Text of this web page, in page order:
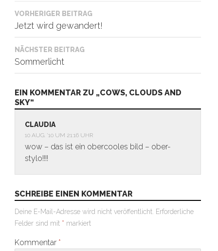
Beitragsnavigation
VORHERIGER BEITRAG
Jetzt wird gewandert!
NÄCHSTER BEITRAG
Sommerlicht
EIN KOMMENTAR ZU „COWS, CLOUDS AND
SKY“
CLAUDIA
10 AUG. ’10 UM 21:16 UHR
wow – das ist ein obercooles bild – ober-
stylo!!!!
SCHREIBE EINEN KOMMENTAR
Deine E-Mail-Adresse wird nicht veröffentlicht. Erforderliche
Felder sind mit * markiert
Kommentar *